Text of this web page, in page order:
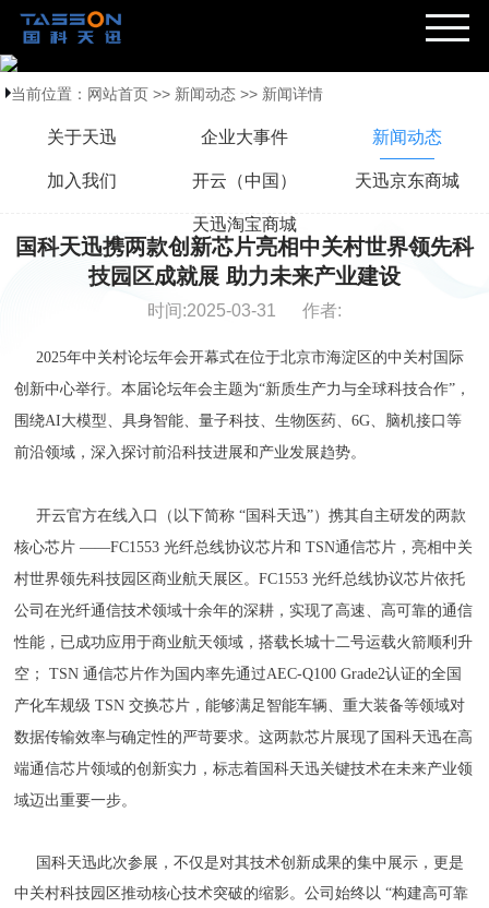
当前位置： 网站首页 >> 新闻动态 >> 新闻详情
关于天迅 企业大事件 新闻动态
加入我们 开云（中国） 天迅京东商城
天迅淘宝商城
国科天迅携两款创新芯片亮相中关村世界领先科
技园区成就展 助力未来产业建设
时间:2025-03-31 作者:
2025年中关村论坛年会开幕式在位于北京市海淀区的中关村国际
创新中心举行。本届论坛年会主题为“新质生产力与全球科技合作”，
围绕AI大模型、具身智能、量子科技、生物医药、6G、脑机接口等
前沿领域，深入探讨前沿科技进展和产业发展趋势。
开云官方在线入口（以下简称 “国科天迅”）携其自主研发的两款
核心芯片 ——FC1553 光纤总线协议芯片和 TSN通信芯片，亮相中关
村世界领先科技园区商业航天展区。FC1553 光纤总线协议芯片依托
公司在光纤通信技术领域十余年的深耕，实现了高速、高可靠的通信
性能，已成功应用于商业航天领域，搭载长城十二号运载火箭顺利升
空； TSN 通信芯片作为国内率先通过AEC-Q100 Grade2认证的全国
产化车规级 TSN 交换芯片，能够满足智能车辆、重大装备等领域对
数据传输效率与确定性的严苛要求。这两款芯片展现了国科天迅在高
端通信芯片领域的创新实力，标志着国科天迅关键技术在未来产业领
域迈出重要一步。
国科天迅此次参展，不仅是对其技术创新成果的集中展示，更是
中关村科技园区推动核心技术突破的缩影。公司始终以 “构建高可靠